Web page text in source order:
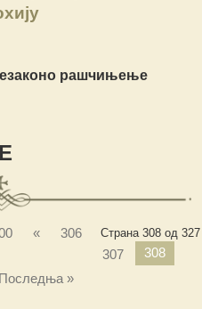
рашчињење
Страна 308 од 327
«
306
307
308
Последња »